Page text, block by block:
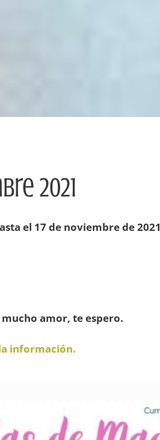
2021
el 17 de noviembre de 2021
amor, te espero.
información.